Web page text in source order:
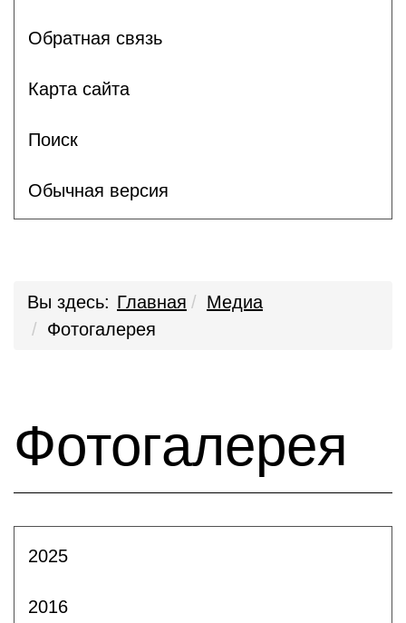
Обратная связь
Карта сайта
Поиск
Обычная версия
Вы здесь: Главная
Медиа
Фотогалерея
Фотогалерея
2025
2016